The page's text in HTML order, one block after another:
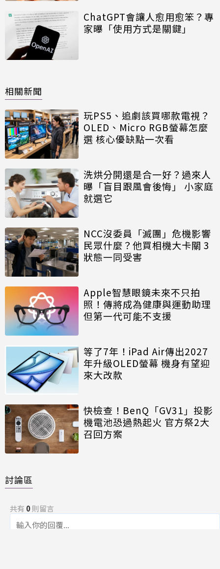
ChatGPT會讓人愈用愈笨？專
家曝「使用方式是關鍵」
相關新聞
玩PS5、追劇該買哪款電視？
OLED、Micro RGB螢幕怎麼
選 核心優缺點一次看
洗烘分開還是合一好？過來人
曝「盲目跟風會後悔」 小家庭
就選它
NCC沒委員「滅團」危機影響
民眾什麼？他買相機大卡關 3
狀態一同受害
Apple智慧眼鏡未來不只拍
照！傳將成為健康與運動助理
但第一代可能不支援
等了7年！iPad Air傳出2027
年升級OLED螢幕 機身有望迎
來大改款
快檢查！BenQ「GV31」投影
機電池恐過熱起火 官方祭2大
召回方案
討論區
共有 0則留言